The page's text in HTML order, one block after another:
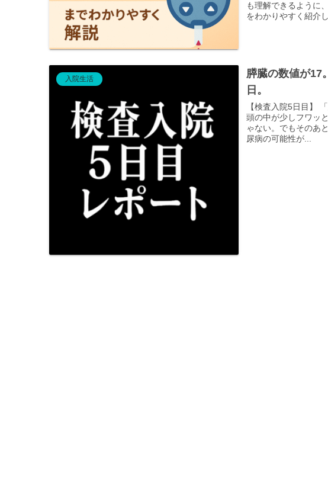
も理解できるように
をわかりやすく紹介
入院生活
膵臓の数値が17
日。
【検査入院5日目】
頭の中が少しフワッ
ゃない。でもそのあ
尿病の可能性が...